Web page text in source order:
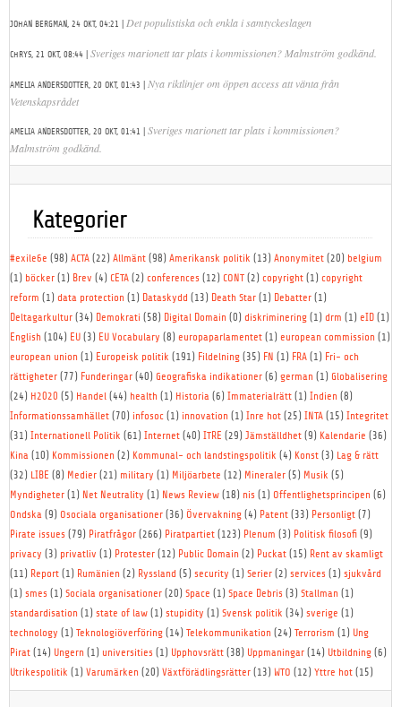
JOHAN BERGMAN, 24 OKT, 04:21 | Det populistiska och enkla i samtyckeslagen
CHRYS, 21 OKT, 08:44 |Sveriges marionett tar plats i kommissionen? Malmström godkänd.
AMELIA ANDERSDOTTER, 20 OKT, 01:43 | Nya riktlinjer om öppen access att vänta från
Vetenskapsrådet
AMELIA ANDERSDOTTER, 20 OKT, 01:41 |Sveriges marionett tar plats i kommissionen?
Malmström godkänd.
Kategorier
#exile6e (98) ACTA (22) Allmänt (98) Amerikansk politik (13) Anonymitet (20) belgium
(1) böcker (1) Brev (4) CETA (2) conferences (12) CONT (2) copyright (1) copyright
reform (1) data protection (1) Dataskydd (13) Death Star (1) Debatter (1)
Deltagarkultur (34) Demokrati (58) Digital Domain (0) diskriminering (1) drm (1) eID (1)
English (104) EU (3) EU Vocabulary (8) europaparlamentet (1) european commission (1)
european union (1) Europeisk politik (191) Fildelning (35) FN (1) FRA (1) Fri- och
rättigheter (77) Funderingar (40) Geografiska indikationer (6) german (1) Globalisering
(24) H2020 (5) Handel (44) health (1) Historia (6) Immaterialrätt (1) Indien (8)
Informationssamhället (70) infosoc (1) innovation (1) Inre hot (25) INTA (15) Integritet
(31) Internationell Politik (61) Internet (40) ITRE (29) Jämställdhet (9) Kalendarie (36)
Kina (10) Kommissionen (2) Kommunal- och landstingspolitik (4) Konst (3) Lag & rätt
(32) LIBE (8) Medier (21) military (1) Miljöarbete (12) Mineraler (5) Musik (5)
Myndigheter (1) Net Neutrality (1) News Review (18) nis (1) Offentlighetsprincipen (6)
Ondska (9) Osociala organisationer (36) Övervakning (4) Patent (33) Personligt (7)
Pirate issues (79) Piratfrågor (266) Piratpartiet (123) Plenum (3) Politisk filosofi (9)
privacy (3) privatliv (1) Protester (12) Public Domain (2) Puckat (15) Rent av skamligt
(11) Report (1) Rumänien (2) Ryssland (5) security (1) Serier (2) services (1) sjukvård
(1) smes (1) Sociala organisationer (20) Space (1) Space Debris (3) Stallman (1)
standardisation (1) state of law (1) stupidity (1) Svensk politik (34) sverige (1)
technology (1) Teknologiöverföring (14) Telekommunikation (24) Terrorism (1) Ung
Pirat (14) Ungern (1) universities (1) Upphovsrätt (38) Uppmaningar (14) Utbildning (6)
Utrikespolitik (1) Varumärken (20) Växtförädlingsrätter (13) WTO (12) Yttre hot (15)